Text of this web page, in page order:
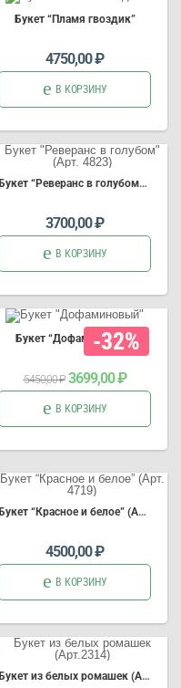
Букет“Пламя гвоздик”
4750,00₽
В КОРЗИНУ
Букет “Реверанс в голубом” (Арт. 4823)
3700,00₽
В КОРЗИНУ
-32%
Букет“Дофаминовый”
5450,00₽ Первоначальная
цена
составляла
3699,00₽Текущая
цена:
3699,00 ₽.
В КОРЗИНУ
Букет “Красное и белое” (Арт. 4719)
4500,00₽
В КОРЗИНУ
Букет из белых ромашек (Арт.2314)